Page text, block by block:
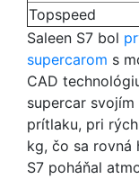
Topspeed
Saleen S7 bol
supercarom s
CAD
supercar
prítlaku, pri
kg, čo sa rovná
S7 poháňal